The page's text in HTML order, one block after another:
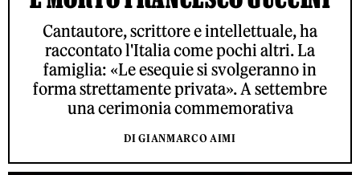
Cantautore, scrittore e intellettuale, ha
raccontato l'Italia come pochi altri. La
famiglia: «Le esequie si svolgeranno in
forma strettamente privata». A settembre
una cerimonia commemorativa
DI GIANMARCO AIMI